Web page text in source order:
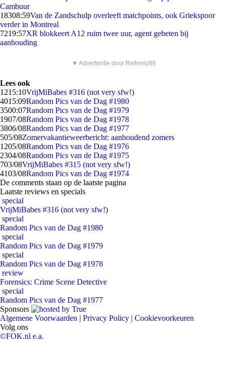
Cambuur
18308:59Van de Zandschulp overleeft matchpoints, ook Griekspoor
verder in Montreal
7219:57XR blokkeert A12 ruim twee uur, agent gebeten bij
aanhouding
▼ Advertentie door Refinery89
Lees ook
1215:10VrijMiBabes #316 (not very sfw!)
4015:09Random Pics van de Dag #1980
3500:07Random Pics van de Dag #1979
1907/08Random Pics van de Dag #1978
3806/08Random Pics van de Dag #1977
505/08Zomervakantieweerbericht: aanhoudend zomers
1205/08Random Pics van de Dag #1976
2304/08Random Pics van de Dag #1975
703/08VrijMiBabes #315 (not very sfw!)
4103/08Random Pics van de Dag #1974
De comments staan op de laatste pagina
Laatste reviews en specials
special
VrijMiBabes #316 (not very sfw!)
special
Random Pics van de Dag #1980
special
Random Pics van de Dag #1979
special
Random Pics van de Dag #1978
review
Forensics: Crime Scene Detective
special
Random Pics van de Dag #1977
Sponsors
Algemene Voorwaarden | Privacy Policy | Cookievoorkeuren
Volg ons
©FOK.nl e.a.